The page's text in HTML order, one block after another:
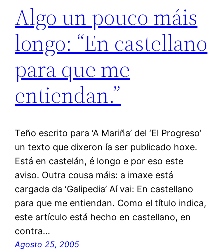
Algo un pouco máis
longo: “En castellano
para que me
entiendan.”
Teño escrito para ‘A Mariña’ del ‘El Progreso’
un texto que dixeron ía ser publicado hoxe.
Está en castelán, é longo e por eso este
aviso. Outra cousa máis: a imaxe está
cargada da ‘Galipedia’ Aí vai: En castellano
para que me entiendan. Como el título indica,
este artículo está hecho en castellano, en
contra…
Agosto 25, 2005